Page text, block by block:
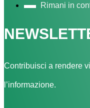
Rimani in
Contribuisci a rendere
l’informazione.